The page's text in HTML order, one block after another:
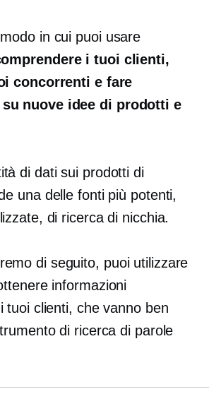
in cui puoi usare
i tuoi clienti,
concorrenti e fare
nuove idee di prodotti e
di dati sui prodotti di
una delle fonti più potenti,
di ricerca di nicchia.
di seguito, puoi utilizzare
informazioni
tuoi clienti, che vanno ben
di ricerca di parole